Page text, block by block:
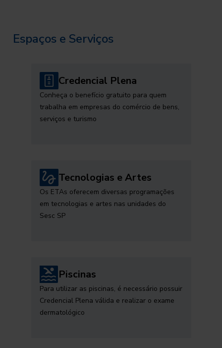
Espaços e Serviços
Credencial Plena
Conheça o benefício gratuito para quem
trabalha em empresas do comércio de bens,
serviços e turismo
Tecnologias e Artes
Os ETAs oferecem diversas programações
em tecnologias e artes nas unidades do
Sesc SP
Piscinas
Para utilizar as piscinas, é necessário possuir
Credencial Plena válida e realizar o exame
dermatológico